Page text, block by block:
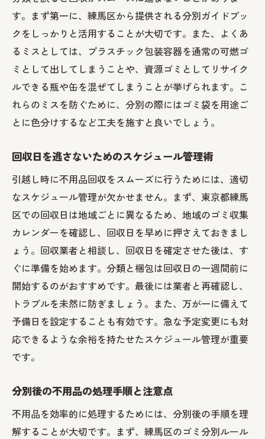
す。まず第一に、練馬区から提供される分別ガイドブッ
クをしっかりと活用することが大切です。また、よくあ
るミスとしては、プラスチック包装容器を通常の可燃ゴ
ミとして出してしまうことや、資源ゴミとしてリサイク
ルできる瓶や缶を混ぜてしまうことが挙げられます。こ
れらのミスを防ぐために、分別の際にはゴミ袋を用途ご
とに色分けするなど工夫を施すと良いでしょう。
回収日を逃さないためのスケジュール管理術
引越し時に不用品回収をスムーズに行うためには、適切
なスケジュール管理が欠かせません。まず、東京都練馬
区での回収日は地域ごとに異なるため、地域のゴミ収集
カレンダーを確認し、回収日を早めに押さえておきまし
ょう。回収業者と相談し、回収日を確定させた後は、す
ぐに準備を始めます。分類と梱包は回収日の一週間前に
開始するのがおすすめです。最後には業者と再確認し、
トラブルを未然に防ぎましょう。また、万が一に備えて
予備日を設定することも有効です。急な予定変更にも対
応できるような余裕を持たせたスケジュール管理が重要
です。
分別後の不用品の処理手順と注意点
不用品を効率的に処理するためには、分別後の手順を理
解することが大切です。まず、練馬区のゴミ分別ルール